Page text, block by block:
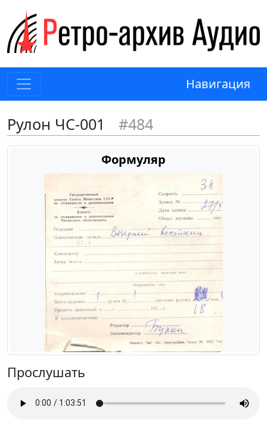
Навигация
Рулон ЧС-001 #484
Формуляр
Прослушать